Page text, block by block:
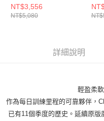
NT$3,556
NT$5,080
灰
詳細說明
輕盈柔
作為每日訓練里程的可靠夥伴，
已有11個季度的歷史。延續原